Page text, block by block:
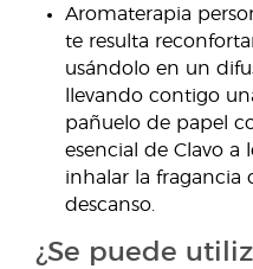
Aromaterapia
te resulta
usándolo en un
llevando contigo
pañuelo de papel
esencial de Clavo a
inhalar la fragancia
descanso.
¿Se puede